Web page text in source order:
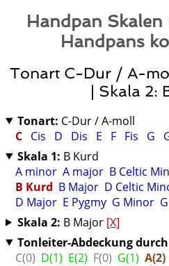
Handpan
Handpans
Tonart C-Dur / A-
| Skala 2:
Tonart: C-Dur / A-moll
C Cis D Dis E F Fis G
Skala 1: B Kurd
A minor A major B Celtic
B Kurd B Major D Celtic
D Major E Pygmy G Minor
Skala 2: B Major [X]
Tonleiter-Abdeckung
C(0) D(1) E(2) F(0) G(1) A(2)